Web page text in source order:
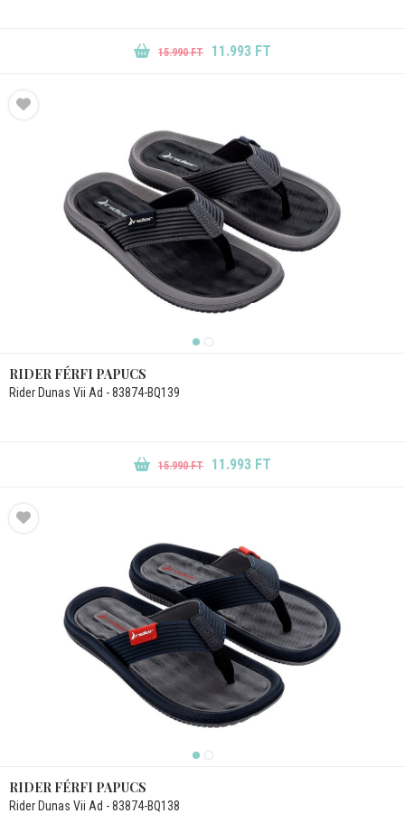
15.990 FT 11.993 FT
RIDER FÉRFI PAPUCS
Rider Dunas Vii Ad - 83874-BQ139
15.990 FT 11.993 FT
RIDER FÉRFI PAPUCS
Rider Dunas Vii Ad - 83874-BQ138